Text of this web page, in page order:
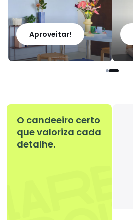
Aproveitar!
O candeeiro certo
que valoriza cada
detalhe.